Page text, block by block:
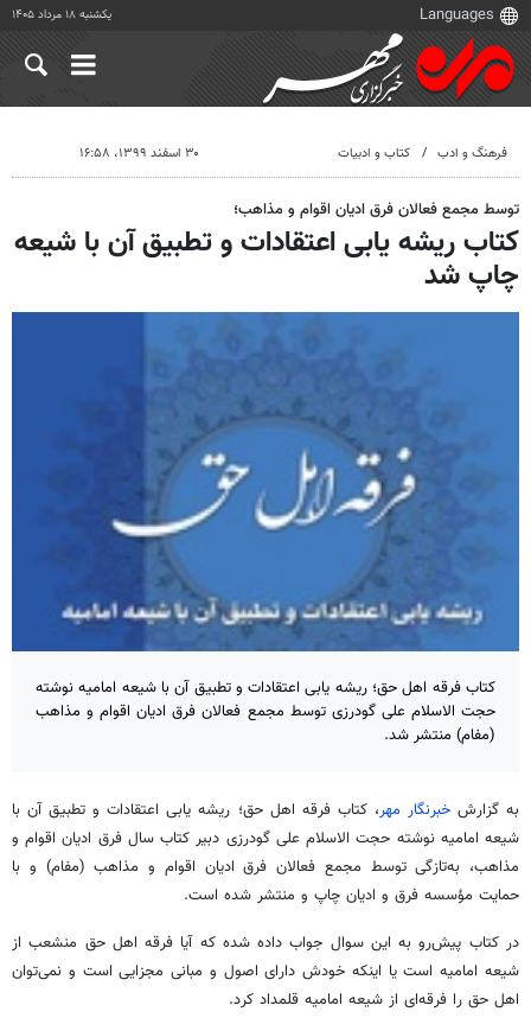
یکشنبه ۱۸ مرداد ۱۴۰۵
فرهنگ و ادب کتاب و ادبیات ۳۰ اسفند ۱۳۹۹، ۱۶:۵۸
توسط مجمع فعالان فرق ادیان اقوام و مذاهب؛
کتاب ریشه یابی اعتقادات و تطبیق آن با شیعه
چاپ شد
کتاب فرقه اهل حق؛ ریشه یابی اعتقادات و تطبیق آن با شیعه امامیه نوشته
حجت الاسلام علی گودرزی توسط مجمع فعالان فرق ادیان اقوام و مذاهب
(مفام) منتشر شد.
به گزارشخبرنگار مهر، کتاب فرقه اهل حق؛ ریشه یابی اعتقادات و تطبیق آن با
شیعه امامیه نوشته حجت الاسلام علی گودرزی دبیر کتاب سال فرق ادیان اقوام و
مذاهب، به‌تازگی توسط مجمع فعالان فرق ادیان اقوام و مذاهب (مفام) و با
حمایت مؤسسه فرق و ادیان چاپ و منتشر شده است.
در کتاب پیش‌رو به این سوال جواب داده شده که آیا فرقه اهل حق منشعب از
شیعه امامیه است یا اینکه خودش دارای اصول و مبانی مجزایی است و نمی‌توان
اهل حق را فرقه‌ای از شیعه امامیه قلمداد کرد.